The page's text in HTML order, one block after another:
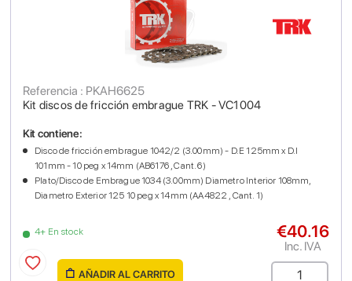
Kit discos de fricción embrague TRK - VC1004
Referencia : PKAH6625
4+ En stock
Kit contiene:
Disco de fricción embrague 1042/2 (3.00mm) - D.E 125mm x D.I
101mm - 10 peg x 14mm (AB6176 , Cant. 6)
Plato/Disco de Embrague 1034 (3.00mm) Diametro Interior 108mm,
Diametro Exterior 125 10 peg x 14mm (AA4822 , Cant. 1)
€40.16
Inc. IVA
AÑADIR AL CARRITO